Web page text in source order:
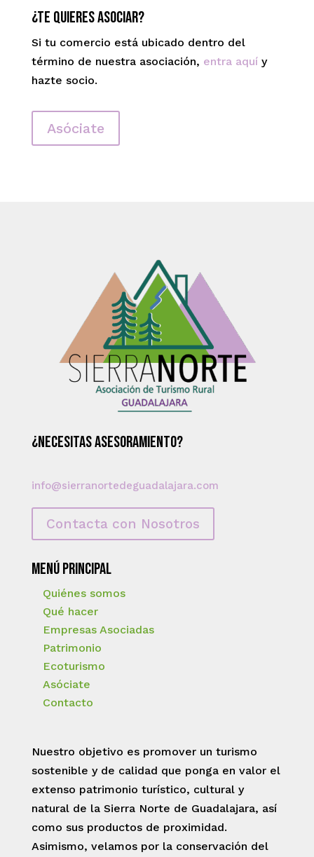
¿te quieres asociar?
Si tu comercio está ubicado dentro del
término de nuestra asociación, entra aquíy
hazte socio.
Asóciate
¿Necesitas asesoramiento?
info@sierranortedeguadalajara.com
Contacta con Nosotros
Menú principal
Quiénes somos
Qué hacer
Empresas Asociadas
Patrimonio
Ecoturismo
Asóciate
Contacto
Nuestro objetivo es promover un turismo
sostenible y de calidad que ponga en valor el
extenso patrimonio turístico, cultural y
natural de la Sierra Norte de Guadalajara, así
como sus productos de proximidad.
Asimismo, velamos por la conservación del